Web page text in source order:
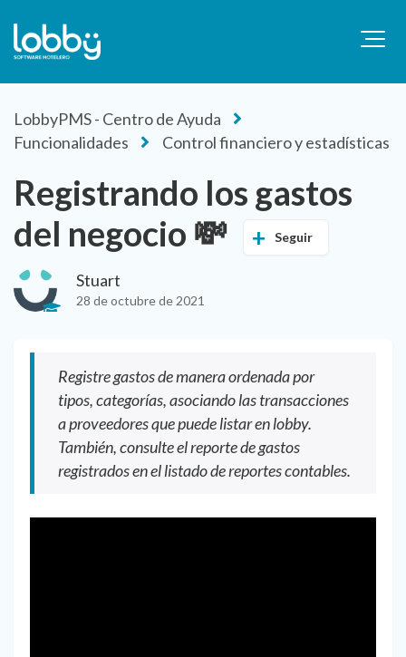
LobbyPMS - Centro de Ayuda
Funcionalidades
Control financiero y estadísticas
Registrando los gastos
del negocio 💸
Seguir
Stuart
28 de octubre de 2021
Registre gastos de manera ordenada por
tipos, categorías, asociando las transacciones
a proveedores que puede listar en lobby.
También, consulte el reporte de gastos
registrados en el listado de reportes contables.